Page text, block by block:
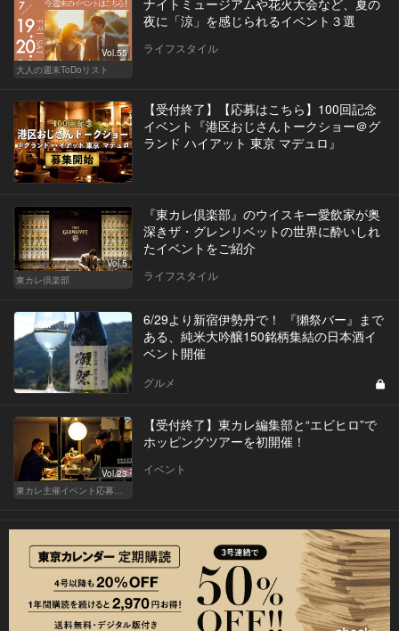
Vol.55
大人の週末ToDoリスト
ナイトミュージアムや花火大会など、夏の
夜に「涼」を感じられるイベント３選
ライフスタイル
【受付終了】【応募はこちら】100回記念
イベント『港区おじさんトークショー＠グ
ランド ハイアット 東京 マデュロ』
Vol.5
東カレ倶楽部
『東カレ倶楽部』のウイスキー愛飲家が奥
深きザ・グレンリベットの世界に酔いしれ
たイベントをご紹介
ライフスタイル
6/29より新宿伊勢丹で！ 『獺祭バー』まで
ある、純米大吟醸150銘柄集結の日本酒イ
ベント開催
グルメ
Vol.23
東カレ主催イベント応募詳細記事一覧
【受付終了】東カレ編集部と“エビヒロ”で
ホッピングツアーを初開催！
イベント